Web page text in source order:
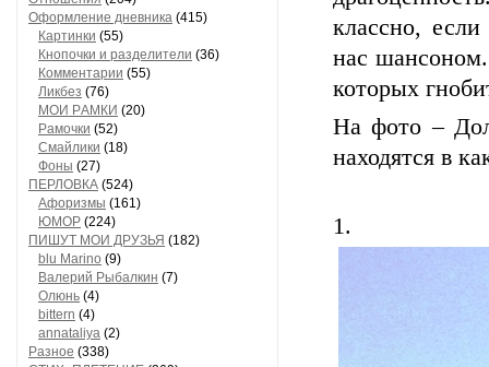
Оформление дневника (415)
Кaртинки (55)
Кнопочки и рaзделители (36)
Комментaрии (55)
Ликбез (76)
МОИ РAМКИ (20)
Рaмочки (52)
Смaйлики (18)
Фоны (27)
ПЕРЛОВКА (524)
Aфоризмы (161)
ЮМОР (224)
ПИШУТ МОИ ДРУЗЬЯ (182)
blu Marino (9)
Валерий Рыбалкин (7)
Олюнь (4)
bittern (4)
annataliya (2)
Разное (338)
классно,
нас
которых
На фото –
находятся в
1.